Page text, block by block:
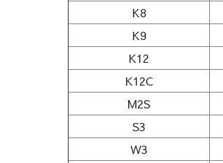
K8
K9
K12
K12C
M2S
S3
W3